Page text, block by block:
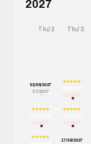
2027
Thứ 2 Thứ 3
02/08/2027
1/7/2027
2/7/2027
8/7/2027
9/7/2027
17/08/2027